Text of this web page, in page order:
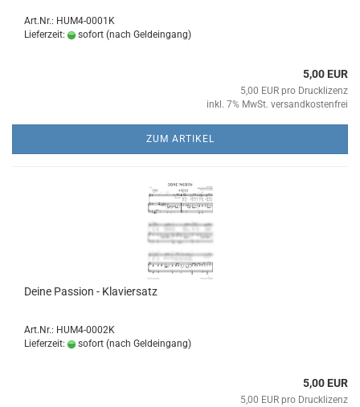
Art.Nr.: HUM4-0001K
Lieferzeit:
sofort (nach Geldeingang)
5,00 EUR
5,00 EUR pro Drucklizenz
inkl. 7% MwSt. versandkostenfrei
ZUM ARTIKEL
Deine Pas­si­on - Kla­vier­satz
Art.Nr.: HUM4-0002K
Lieferzeit:
sofort (nach Geldeingang)
5,00 EUR
5,00 EUR pro Drucklizenz